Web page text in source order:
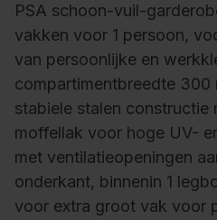
PSA schoon-vuil-
vakken voor 1 persoon,
van persoonlijke en
compartimentbreedte 300
stabiele stalen constructie
moffellak voor hoge UV-
met ventilatieopeningen
onderkant, binnenin 1
voor extra groot vak voor